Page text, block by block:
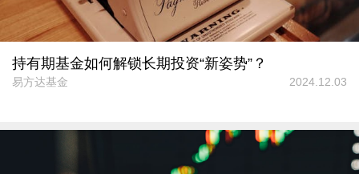
持有期基金如何解锁长期投资“新姿势”？
易方达基金 2024.12.03